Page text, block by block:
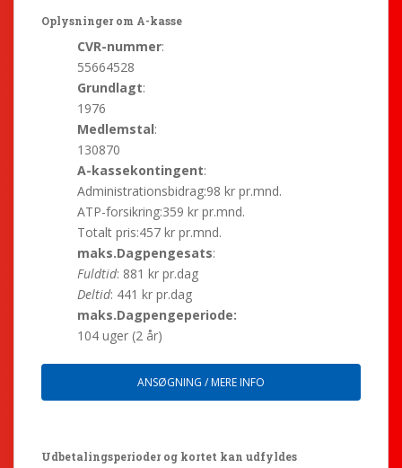
Oplysninger om A-kasse
CVR-nummer:
55664528
Grundlagt:
1976
Medlemstal:
130870
A-kassekontingent:
Administrationsbidrag:98 kr pr.mnd.
ATP-forsikring:359 kr pr.mnd.
Totalt pris:457 kr pr.mnd.
maks.Dagpengesats:
Fuldtid: 881 kr pr.dag
Deltid: 441 kr pr.dag
maks.Dagpengeperiode:
104 uger (2 år)
ANSØGNING / MERE INFO
Udbetalingsperioder og kortet kan udfyldes